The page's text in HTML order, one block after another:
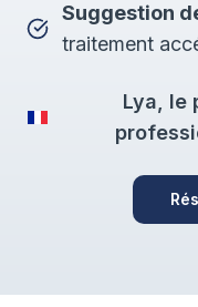
Suggestion
traitement
Lya, le